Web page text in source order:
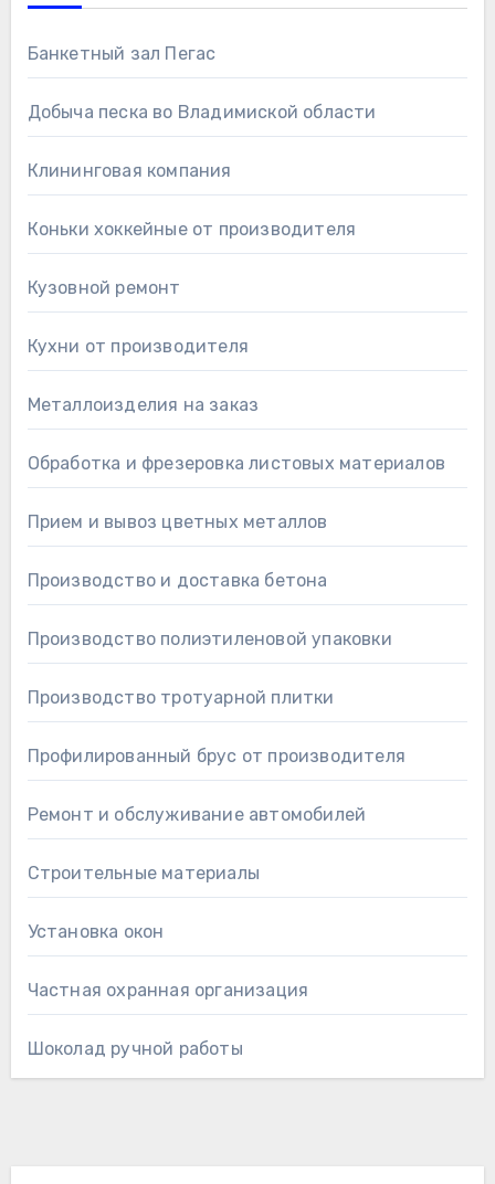
Банкетный зал Пегас
Добыча песка во Владимиской области
Клининговая компания
Коньки хоккейные от производителя
Кузовной ремонт
Кухни от производителя
Металлоизделия на заказ
Обработка и фрезеровка листовых материалов
Прием и вывоз цветных металлов
Производство и доставка бетона
Производство полиэтиленовой упаковки
Производство тротуарной плитки
Профилированный брус от производителя
Ремонт и обслуживание автомобилей
Строительные материалы
Установка окон
Частная охранная организация
Шоколад ручной работы